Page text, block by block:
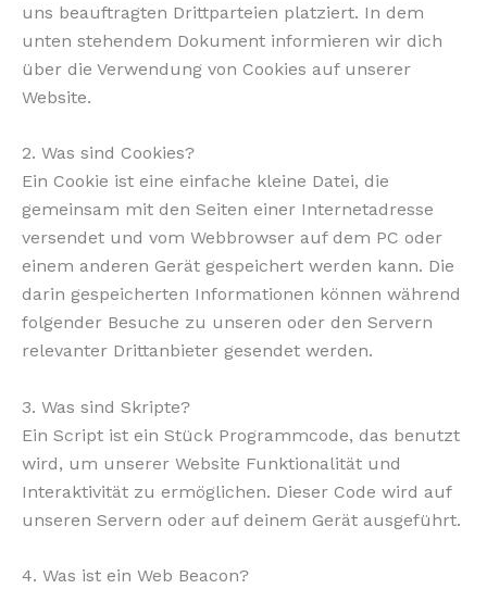
uns beauftragten Drittparteien platziert. In dem
unten stehendem Dokument informieren wir dich
über die Verwendung von Cookies auf unserer
Website.
2. Was sind Cookies?
Ein Cookie ist eine einfache kleine Datei, die
gemeinsam mit den Seiten einer Internetadresse
versendet und vom Webbrowser auf dem PC oder
einem anderen Gerät gespeichert werden kann. Die
darin gespeicherten Informationen können während
folgender Besuche zu unseren oder den Servern
relevanter Drittanbieter gesendet werden.
3. Was sind Skripte?
Ein Script ist ein Stück Programmcode, das benutzt
wird, um unserer Website Funktionalität und
Interaktivität zu ermöglichen. Dieser Code wird auf
unseren Servern oder auf deinem Gerät ausgeführt.
4. Was ist ein Web Beacon?